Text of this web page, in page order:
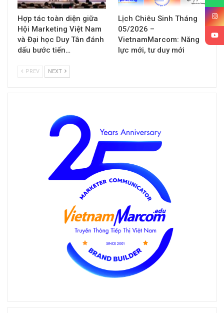
Hợp tác toàn diện giữa
Hội Marketing Việt Nam
và Đại học Duy Tân đánh
dấu bước tiến…
Lịch Chiêu Sinh Tháng
05/2026 –
VietnamMarcom: Năng
lực mới, tư duy mới
PREV NEXT